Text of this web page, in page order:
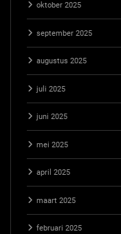
oktober 2025
september 2025
augustus 2025
juli 2025
juni 2025
mei 2025
april 2025
maart 2025
februari 2025